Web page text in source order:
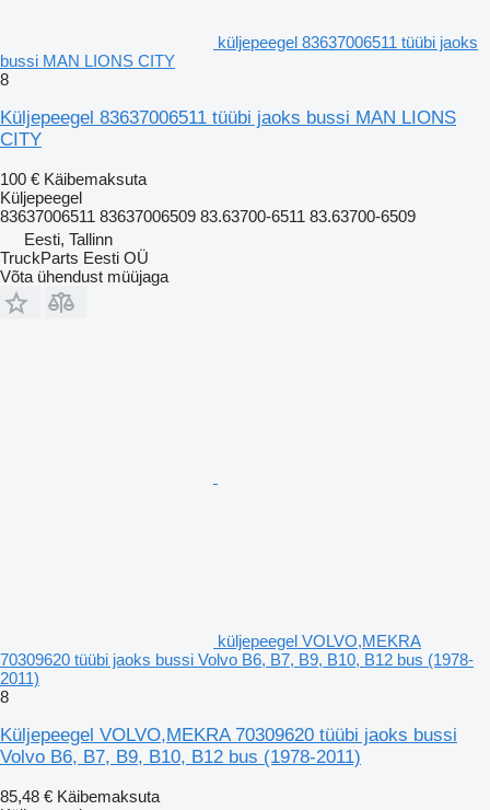
küljepeegel 83637006511 tüübi jaoks
bussi MAN LIONS CITY
8
Küljepeegel 83637006511 tüübi jaoks bussi MAN LIONS
CITY
100 € Käibemaksuta
Küljepeegel
83637006511 83637006509 83.63700-6511 83.63700-6509
Eesti, Tallinn
TruckParts Eesti OÜ
Võta ühendust müüjaga
küljepeegel VOLVO,MEKRA
70309620 tüübi jaoks bussi Volvo B6, B7, B9, B10, B12 bus (1978-
2011)
8
Küljepeegel VOLVO,MEKRA 70309620 tüübi jaoks bussi
Volvo B6, B7, B9, B10, B12 bus (1978-2011)
85,48 € Käibemaksuta